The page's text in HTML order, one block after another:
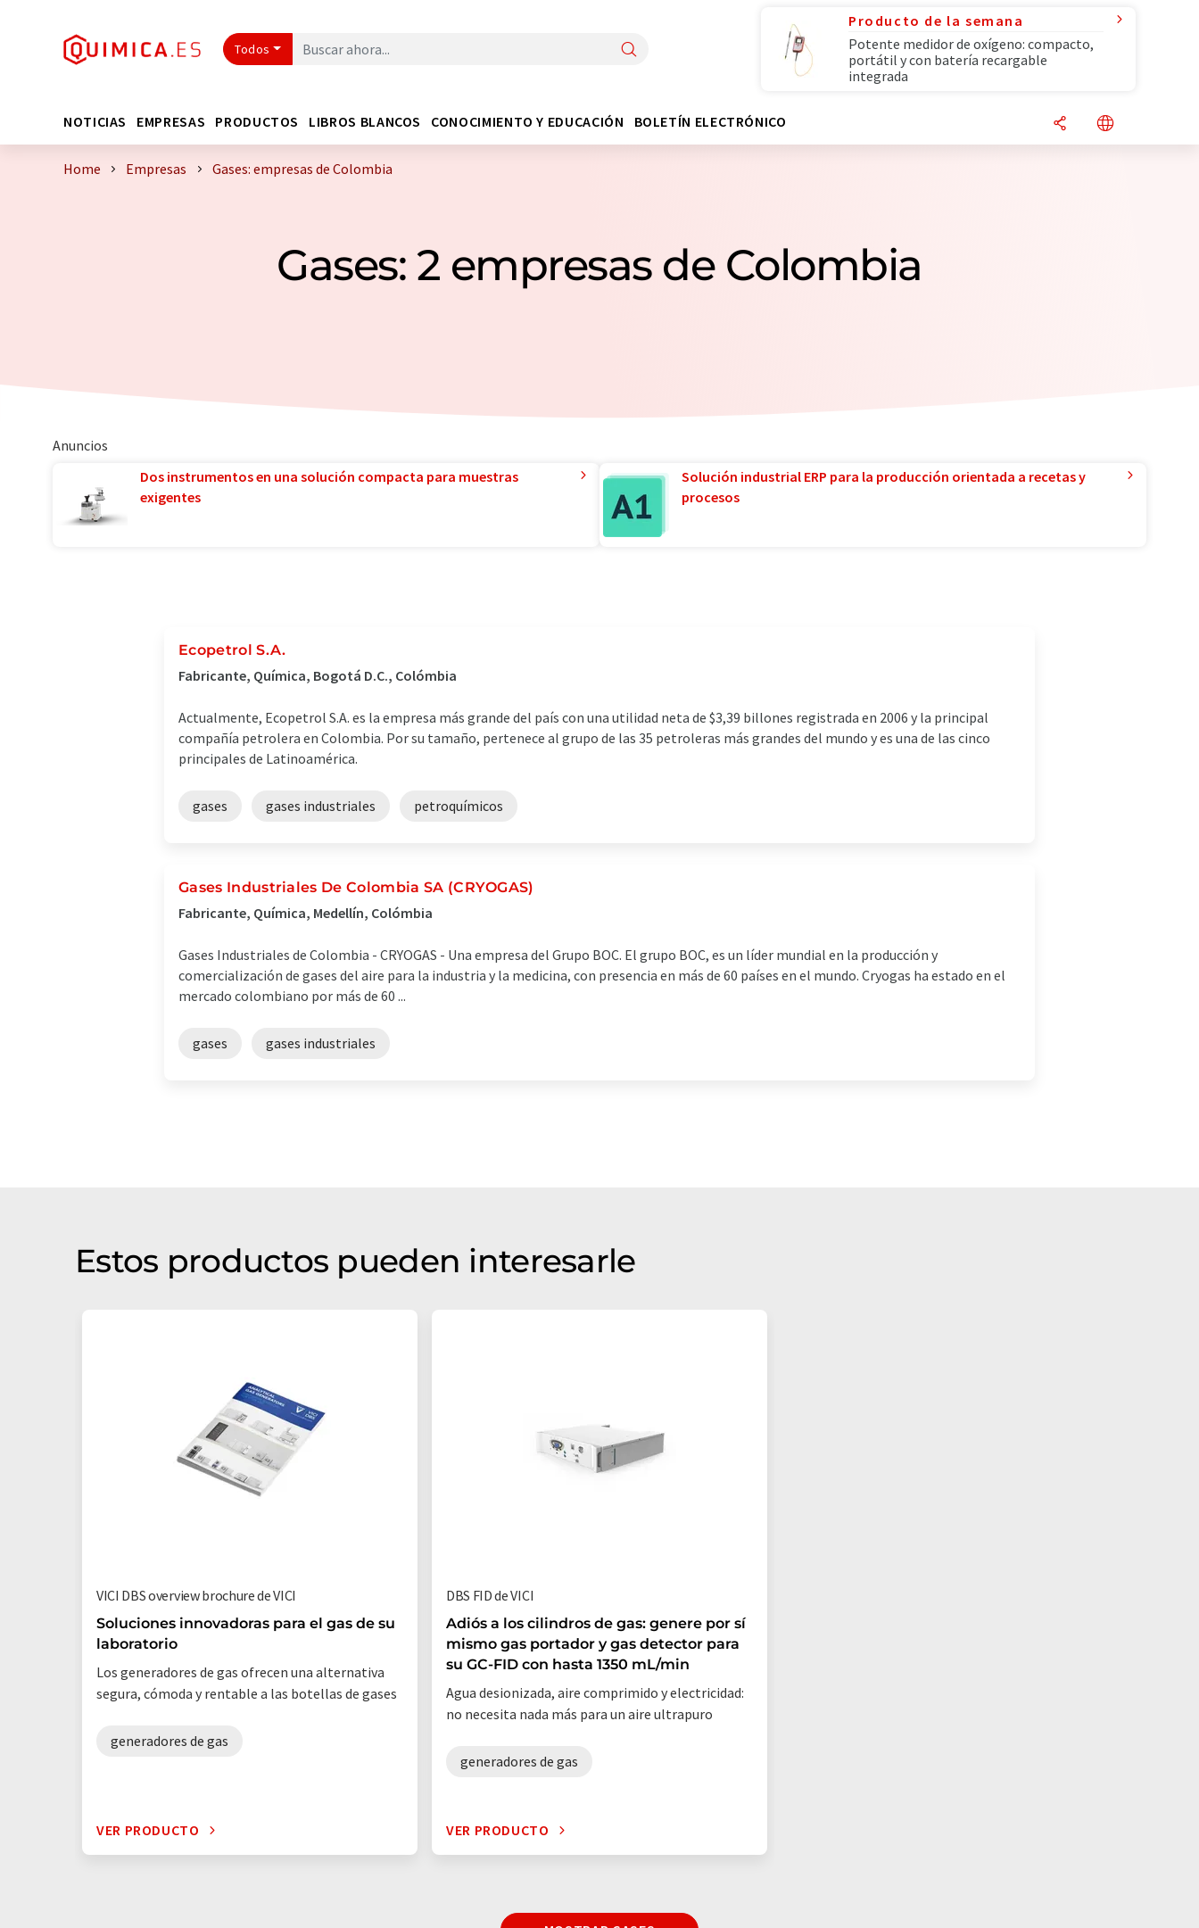
Todos
Producto de la semana
Potente medidor de oxígeno: compacto,
portátil y con batería recargable
integrada
NOTICIAS EMPRESAS PRODUCTOS LIBROS BLANCOS CONOCIMIENTO Y EDUCACIÓN BOLETÍN ELECTRÓNICO
Home Empresas Gases: empresas de Colombia
Gases: 2 empresas de Colombia
Anuncios
Dos instrumentos en una solución compacta para muestras
exigentes
Solución industrial ERP para la producción orientada a recetas y
procesos
Ecopetrol S.A.
Fabricante, Química, Bogotá D.C., Colómbia
Actualmente, Ecopetrol S.A. es la empresa más grande del país con una utilidad neta de $3,39 billones registrada en 2006 y la principal
compañía petrolera en Colombia. Por su tamaño, pertenece al grupo de las 35 petroleras más grandes del mundo y es una de las cinco
principales de Latinoamérica.
gases gases industriales petroquímicos
Gases Industriales De Colombia SA (CRYOGAS)
Fabricante, Química, Medellín, Colómbia
Gases Industriales de Colombia - CRYOGAS - Una empresa del Grupo BOC. El grupo BOC, es un líder mundial en la producción y
comercialización de gases del aire para la industria y la medicina, con presencia en más de 60 países en el mundo. Cryogas ha estado en el
mercado colombiano por más de 60 ...
gases gases industriales
Estos productos pueden interesarle
VICI DBS overview brochure de VICI
Soluciones innovadoras para el gas de su
laboratorio
Los generadores de gas ofrecen una alternativa
segura, cómoda y rentable a las botellas de gases
generadores de gas
VER PRODUCTO
DBS FID de VICI
Adiós a los cilindros de gas: genere por sí
mismo gas portador y gas detector para
su GC-FID con hasta 1350 mL/min
Agua desionizada, aire comprimido y electricidad:
no necesita nada más para un aire ultrapuro
generadores de gas
VER PRODUCTO